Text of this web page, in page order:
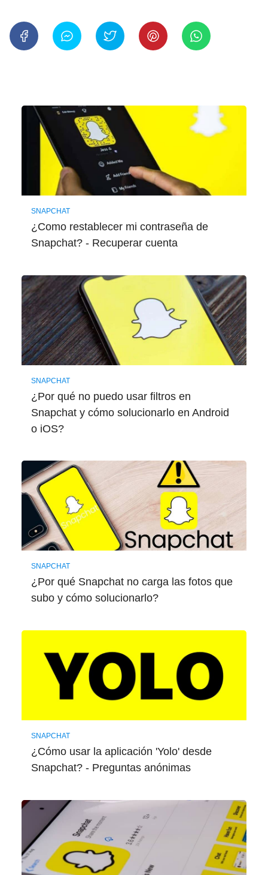
SNAPCHAT
¿Como restablecer mi contraseña de
Snapchat? - Recuperar cuenta
SNAPCHAT
¿Por qué no puedo usar filtros en
Snapchat y cómo solucionarlo en Android
o iOS?
SNAPCHAT
¿Por qué Snapchat no carga las fotos que
subo y cómo solucionarlo?
SNAPCHAT
¿Cómo usar la aplicación 'Yolo' desde
Snapchat? - Preguntas anónimas